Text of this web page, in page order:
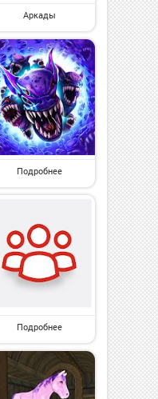
Аркады
Подробнее
Подробнее